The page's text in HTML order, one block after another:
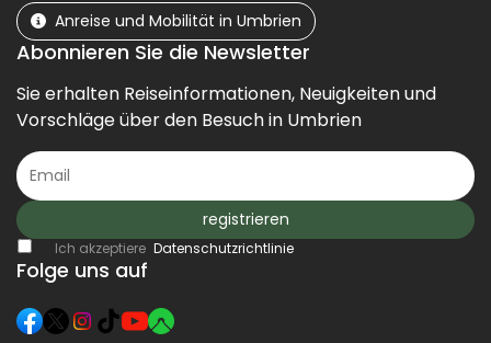
Anreise und Mobilität in Umbrien
Abonnieren Sie die Newsletter
Sie erhalten Reiseinformationen, Neuigkeiten und
Vorschläge über den Besuch in Umbrien
registrieren
Ich akzeptiere Datenschutzrichtlinie
Folge uns auf